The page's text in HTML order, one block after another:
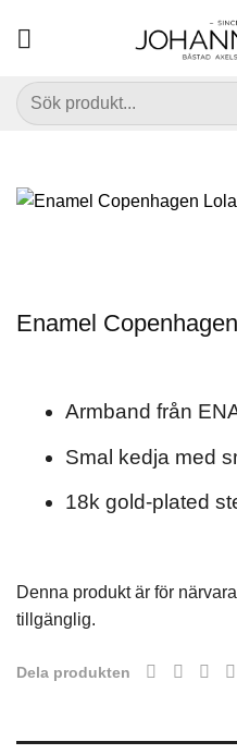
Sök
efter:
Enamel
Armband från
Smal kedja med
18k gold-plated
Denna produkt är för
tillgänglig.
Dela produkten